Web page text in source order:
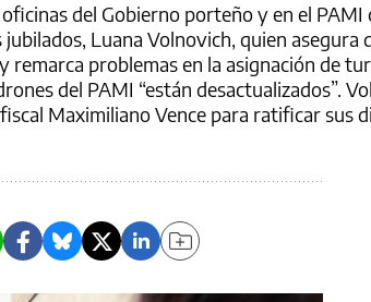
del Gobierno porteño y en el PAMI
Luana Volnovich, quien asegura
remarca problemas en la asignación de
del PAMI “están desactualizados”.
Maximiliano Vence para ratificar sus